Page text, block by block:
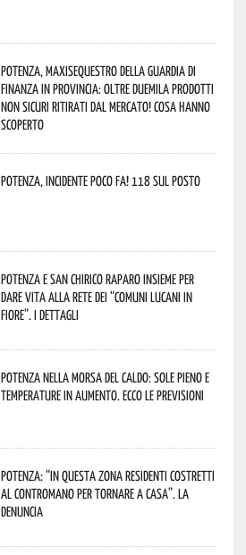
Potenza, maxisequestro della Guardia di
Finanza in provincia: oltre duemila prodotti
non sicuri ritirati dal mercato! Cosa hanno
scoperto
Potenza, incidente poco fa! 118 sul posto
Potenza e San Chirico Raparo insieme per
dare vita alla rete dei “Comuni Lucani in
Fiore”. I dettagli
Potenza nella morsa del caldo: sole pieno e
temperature in aumento. Ecco le previsioni
Potenza: “In questa zona residenti costretti
al contromano per tornare a casa”. La
denuncia